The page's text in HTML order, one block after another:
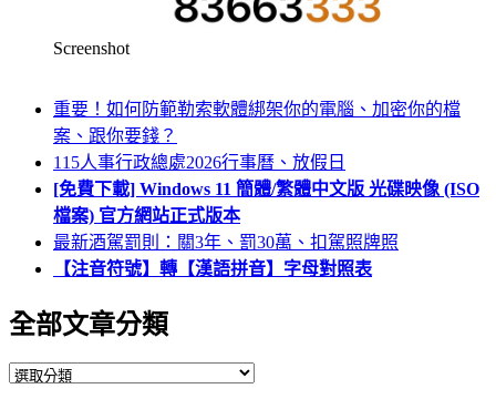
Screenshot
重要！如何防範勒索軟體綁架你的電腦、加密你的檔
案、跟你要錢？
115人事行政總處2026行事曆、放假日
[免費下載] Windows 11 簡體/繁體中文版 光碟映像 (ISO
檔案) 官方網站正式版本
最新酒駕罰則：關3年、罰30萬、扣駕照牌照
【注音符號】轉【漢語拼音】字母對照表
全部文章分類
全